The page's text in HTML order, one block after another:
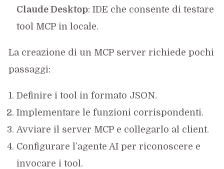
Claude Desktop: IDE che consente di testare
tool MCP in locale.
La creazione di un MCP server richiede pochi
passaggi:
Definire i tool in formato JSON.
Implementare le funzioni corrispondenti.
Avviare il server MCP e collegarlo al client.
Configurare l’agente AI per riconoscere e
invocare i tool.